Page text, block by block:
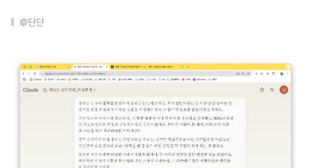
©단단